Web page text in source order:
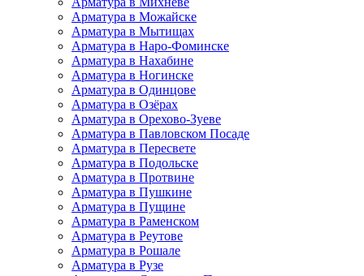
Арматура в Можайске
Арматура в Мытищах
Арматура в Наро-Фоминске
Арматура в Нахабине
Арматура в Ногинске
Арматура в Одинцове
Арматура в Озёрах
Арматура в Орехово-Зуеве
Арматура в Павловском Посаде
Арматура в Пересвете
Арматура в Подольске
Арматура в Протвине
Арматура в Пушкине
Арматура в Пущине
Арматура в Раменском
Арматура в Реутове
Арматура в Рошале
Арматура в Рузе